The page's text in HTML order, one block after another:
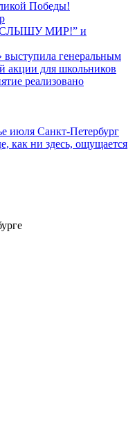
Победы!
СЛЫШУ МИР!” и
генеральным
акции для школьников
реализовано
июля Санкт-Петербург
как ни здесь, ощущается